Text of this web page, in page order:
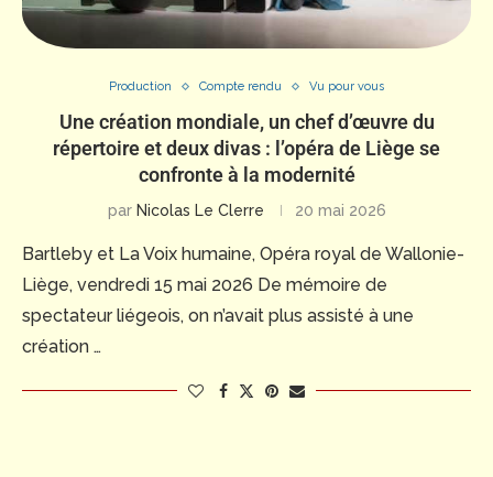
Production Compte rendu Vu pour vous
Une création mondiale, un chef d’œuvre du
répertoire et deux divas : l’opéra de Liège se
confronte à la modernité
par Nicolas Le Clerre 20 mai 2026
Bartleby et La Voix humaine, Opéra royal de Wallonie-
Liège, vendredi 15 mai 2026 De mémoire de
spectateur liégeois, on n’avait plus assisté à une
création …